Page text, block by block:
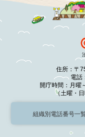
住所：〒
電話
開庁時間：月曜
（土曜・
組織別電話番号一